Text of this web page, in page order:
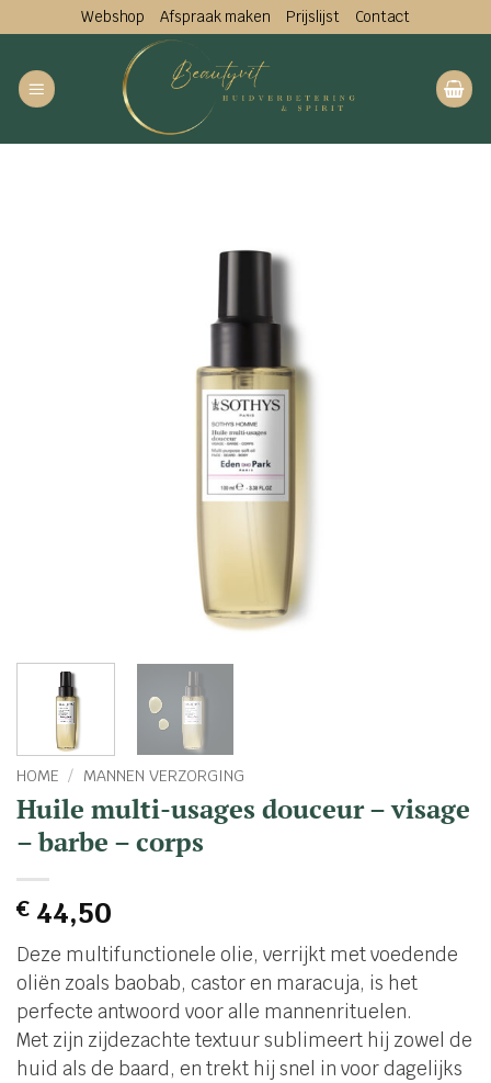
naar
inhoud
Webshop Afspraak maken Prijslijst Contact
HOME / MANNEN VERZORGING
Huile multi-usages douceur – visage
– barbe – corps
€44,50
Deze multifunctionele olie, verrijkt met voedende
oliën zoals baobab, castor en maracuja, is het
perfecte antwoord voor alle mannenrituelen.
Met zijn zijdezachte textuur sublimeert hij zowel de
huid als de baard, en trekt hij snel in voor dagelijks